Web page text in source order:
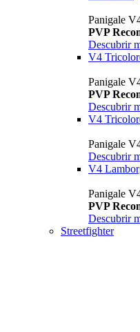
Panigale
PVP
Descubrir
V4
Panigale
PVP
Descubrir
V4
Panigale
Descubrir
V4
Panigale
PVP
Descubrir
Streetfighter